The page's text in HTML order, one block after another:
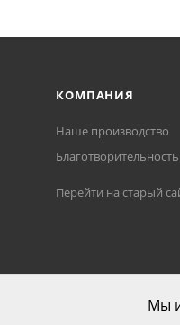
КОМПАНИЯ
Наше производство
Благотворительность
Перейти на старый
Мы